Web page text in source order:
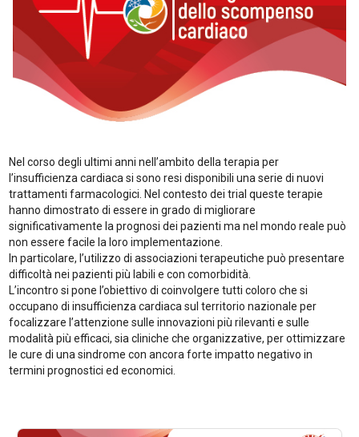
Nel corso degli ultimi anni nell’ambito della terapia per
l’insufficienza cardiaca si sono resi disponibili una serie di nuovi
trattamenti farmacologici. Nel contesto dei trial queste terapie
hanno dimostrato di essere in grado di migliorare
significativamente la prognosi dei pazienti ma nel mondo reale può
non essere facile la loro implementazione.
In particolare, l’utilizzo di associazioni terapeutiche può presentare
difficoltà nei pazienti più labili e con comorbidità.
L’incontro si pone l’obiettivo di coinvolgere tutti coloro che si
occupano di insufficienza cardiaca sul territorio nazionale per
focalizzare l’attenzione sulle innovazioni più rilevanti e sulle
modalità più efficaci, sia cliniche che organizzative, per ottimizzare
le cure di una sindrome con ancora forte impatto negativo in
termini prognostici ed economici.